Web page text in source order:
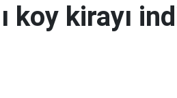
koy kirayı